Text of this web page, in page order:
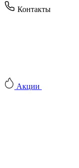
Контакты
Акции